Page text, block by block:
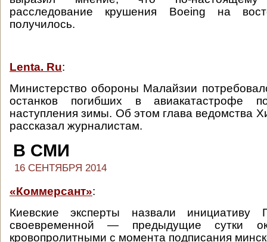
расследование крушения Boeing на
получилось.
Lenta. Ru:
Министерство обороны Малайзии
останков погибших в авиакатастрофе
наступления зимы. Об этом глава ведомства
рассказал журналистам.
В СМИ
16 СЕНТЯБРЯ 2014
«Коммерсант»:
Киевские эксперты назвали инициативу
своевременной — предыдущие сутки
кровопролитными с момента подписания